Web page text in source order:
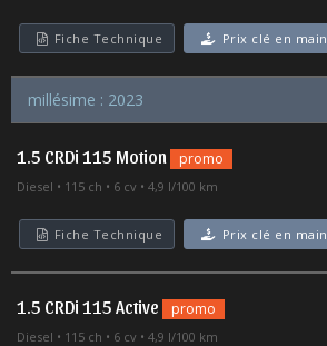
Fiche Technique Prix clé en main
millésime : 2023
1.5 CRDi 115 Motion promo
Diesel 115 ch 6 cv 4,9 l/100 km
Fiche Technique Prix clé en main
1.5 CRDi 115 Active promo
Diesel 115 ch 6 cv 4,9 l/100 km